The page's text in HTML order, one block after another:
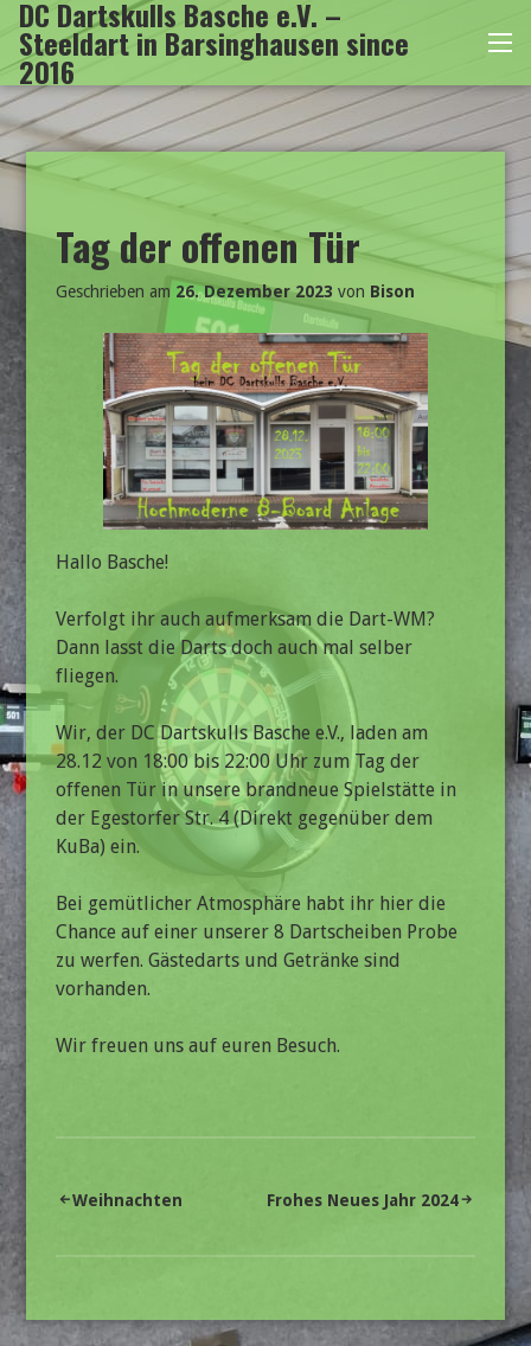
Zum
Inhalt
springen
DC Dartskulls Basche e.V. –
Steeldart in Barsinghausen since
2016
Tag der offenen Tür
Geschrieben am 26. Dezember 2023 von Bison
Hallo Basche!
Verfolgt ihr auch aufmerksam die Dart-WM?
Dann lasst die Darts doch auch mal selber
fliegen.
Wir, der DC Dartskulls Basche e.V., laden am
28.12 von 18:00 bis 22:00 Uhr zum Tag der
offenen Tür in unsere brandneue Spielstätte in
der Egestorfer Str. 4 (Direkt gegenüber dem
KuBa) ein.
Bei gemütlicher Atmosphäre habt ihr hier die
Chance auf einer unserer 8 Dartscheiben Probe
zu werfen. Gästedarts und Getränke sind
vorhanden.
Wir freuen uns auf euren Besuch.
Beitragsnavigation
Weihnachten Frohes Neues Jahr 2024